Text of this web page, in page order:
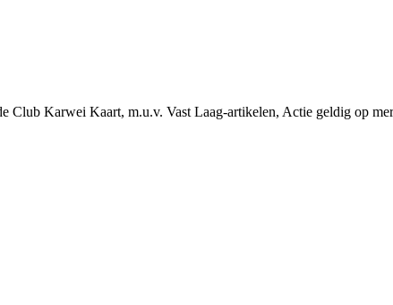
Club Karwei Kaart, m.u.v. Vast Laag-artikelen, Actie geldig op